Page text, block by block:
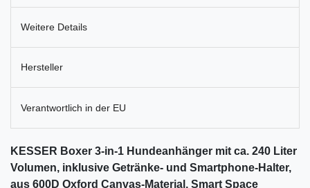
Weitere Details
Hersteller
Verantwortlich in der EU
KESSER Boxer 3-in-1 Hundeanhänger mit ca. 240 Liter
Volumen, inklusive Getränke- und Smartphone-Halter,
aus 600D Oxford Canvas-Material, Smart Space